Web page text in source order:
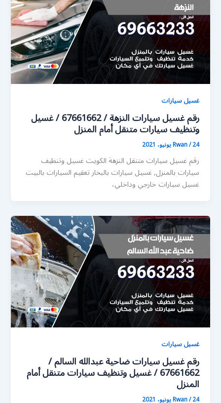
غسيل سيارات
رقم غسيل سيارات النزهة / 67661662 / غسيل
وتنظيف سيارات متنقل أمام المنزل
Rwan/24 يونيو، 2021
رقم غسيل سيارات متنقل النزهة الكويت غسيل وتنظيف
سيارات بالمنزل, غسيل سيارات بالبخار تعقيم السيارات بالبيت
غسيل سيارات خارجي وداخلي،
غسيل سيارات
رقم غسيل سيارات ضاحية عبدالله السالم /
67661662 / غسيل وتنظيف سيارات متنقل أمام
المنزل
Rwan/24 يونيو، 2021